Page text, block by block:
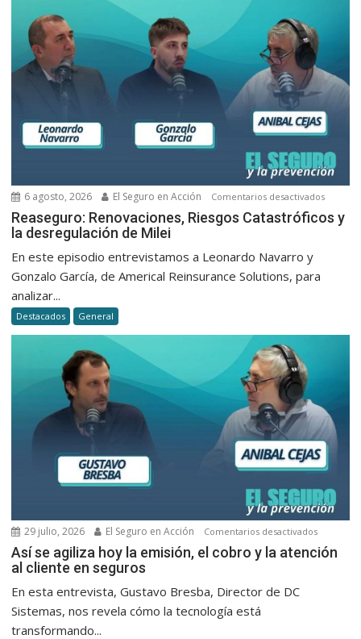
6 agosto, 2026 El Seguro en Acción Comentarios desactivadosen
de
Reaseguro: Renovaciones, Riesgos Catastróficos y
la desregulación de Milei
En este episodio entrevistamos a Leonardo Navarro y
Gonzalo García, de Americal Reinsurance Solutions, para
analizar...
Destacados General
29 julio, 2026 El Seguro en Acción Comentarios desactivadosen
Así
Así se agiliza hoy la emisión, el cobro y la atención
al cliente en seguros
En esta entrevista, Gustavo Bresba, Director de DC
Sistemas, nos revela cómo la tecnología está
transformando...